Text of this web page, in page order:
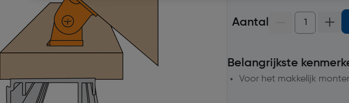
Aantal
Belangrijkste
Voor het makkelijk